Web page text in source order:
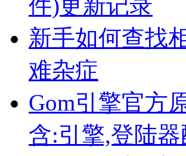
件)更新记录
新手如何查找
难杂症
Gom引擎官方
含:引擎,登陆